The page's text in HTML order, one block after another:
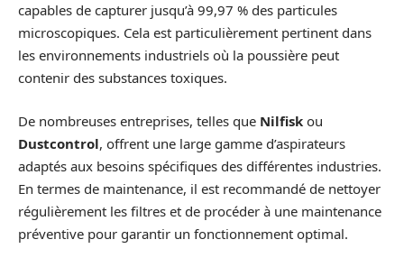
capables de capturer jusqu’à 99,97 % des particules
microscopiques. Cela est particulièrement pertinent dans
les environnements industriels où la poussière peut
contenir des substances toxiques.
De nombreuses entreprises, telles que Nilfisk ou
Dustcontrol, offrent une large gamme d’aspirateurs
adaptés aux besoins spécifiques des différentes industries.
En termes de maintenance, il est recommandé de nettoyer
régulièrement les filtres et de procéder à une maintenance
préventive pour garantir un fonctionnement optimal.